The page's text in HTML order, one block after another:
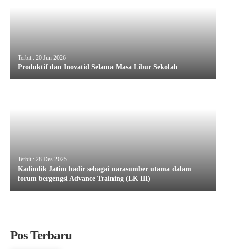
Terbit : 20 Jun 2026
Produktif dan Inovatid Selama Masa Libur Sekolah
Terbit : 28 Des 2025
Kadindik Jatim hadir sebagai narasumber utama dalam
forum bergengsi Advance Training (LK III)
Pos Terbaru